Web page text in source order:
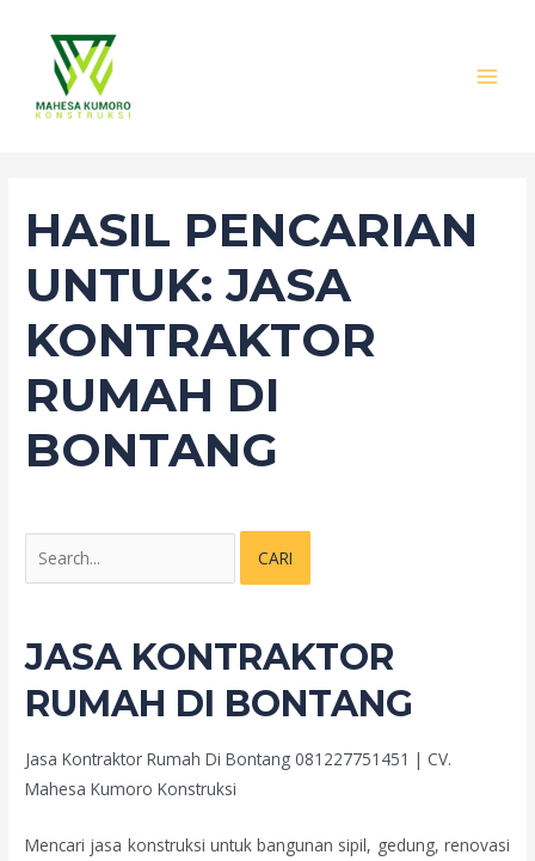
HASIL PENCARIAN
UNTUK:JASA
KONTRAKTOR
RUMAH DI
BONTANG
untuk:
JASA KONTRAKTOR
RUMAH DI BONTANG
Jasa Kontraktor Rumah Di Bontang 081227751451 | CV.
Mahesa Kumoro Konstruksi
Mencari jasa konstruksi untuk bangunan sipil, gedung, renovasi